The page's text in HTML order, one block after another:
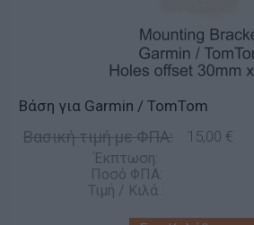
Βάση για Garmin / TomTom
Βασική τιμή με ΦΠΑ: 15,00 €
Έκπτωση:
Ποσό ΦΠΑ:
Τιμή / Κιλά :